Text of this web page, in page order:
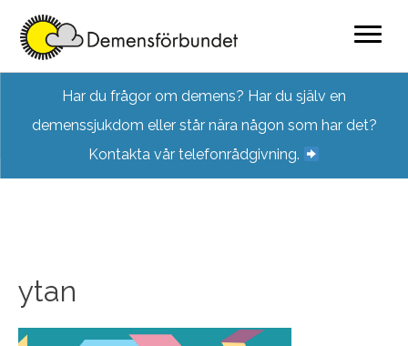
content
Har du frågor om demens? Har du själv en
demenssjukdom eller står nära någon som har det?
Kontakta vår telefonrådgivning.
ytan